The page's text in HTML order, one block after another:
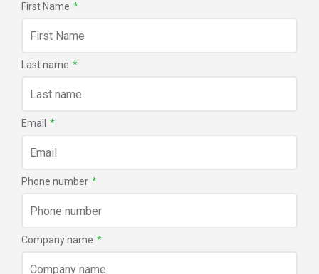
First Name *
Last name *
Email *
Phone number *
Company name *